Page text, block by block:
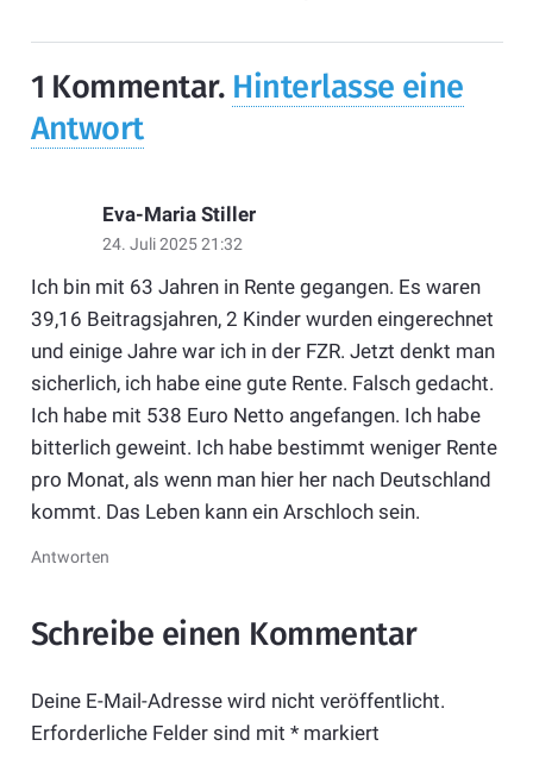
1 Kommentar. Hinterlasse eine
Antwort
Eva-Maria Stiller
24. Juli 2025 21:32
Ich bin mit 63 Jahren in Rente gegangen. Es waren
39,16 Beitragsjahren, 2 Kinder wurden eingerechnet
und einige Jahre war ich in der FZR. Jetzt denkt man
sicherlich, ich habe eine gute Rente. Falsch gedacht.
Ich habe mit 538 Euro Netto angefangen. Ich habe
bitterlich geweint. Ich habe bestimmt weniger Rente
pro Monat, als wenn man hier her nach Deutschland
kommt. Das Leben kann ein Arschloch sein.
Antworten
Schreibe einen Kommentar
Deine E-Mail-Adresse wird nicht veröffentlicht.
Erforderliche Felder sind mit *markiert